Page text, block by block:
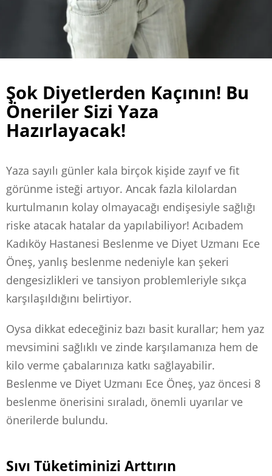
Şok Diyetlerden Kaçının! Bu
Öneriler Sizi Yaza
Hazırlayacak!
Yaza sayılı günler kala birçok kişide zayıf ve fit
görünme isteği artıyor. Ancak fazla kilolardan
kurtulmanın kolay olmayacağı endişesiyle sağlığı
riske atacak hatalar da yapılabiliyor! Acıbadem
Kadıköy Hastanesi Beslenme ve Diyet Uzmanı Ece
Öneş, yanlış beslenme nedeniyle kan şekeri
dengesizlikleri ve tansiyon problemleriyle sıkça
karşılaşıldığını belirtiyor.
Oysa dikkat edeceğiniz bazı basit kurallar; hem yaz
mevsimini sağlıklı ve zinde karşılamanıza hem de
kilo verme çabalarınıza katkı sağlayabilir.
Beslenme ve Diyet Uzmanı Ece Öneş, yaz öncesi 8
beslenme önerisini sıraladı, önemli uyarılar ve
önerilerde bulundu.
Sıvı Tüketiminizi Arttırın